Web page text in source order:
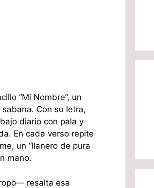
“Mi Nombre”, un
Con su letra,
diario con pala y
En cada verso repite
un “llanero de pura
mano.
resalta esa